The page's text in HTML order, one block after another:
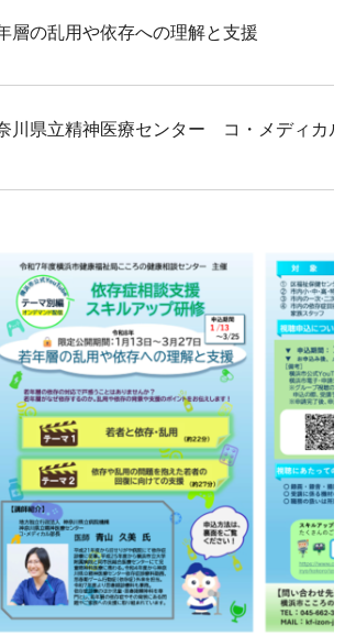
層の乱用や依存への理解と支援
川県立精神医療センター コ・メディ